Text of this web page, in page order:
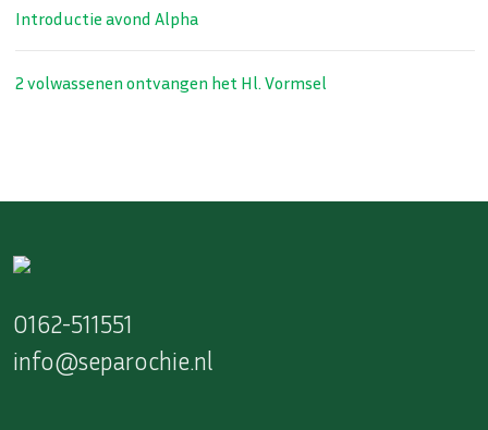
Introductie avond Alpha
2 volwassenen ontvangen het Hl. Vormsel
0162-511551
info@separochie.nl